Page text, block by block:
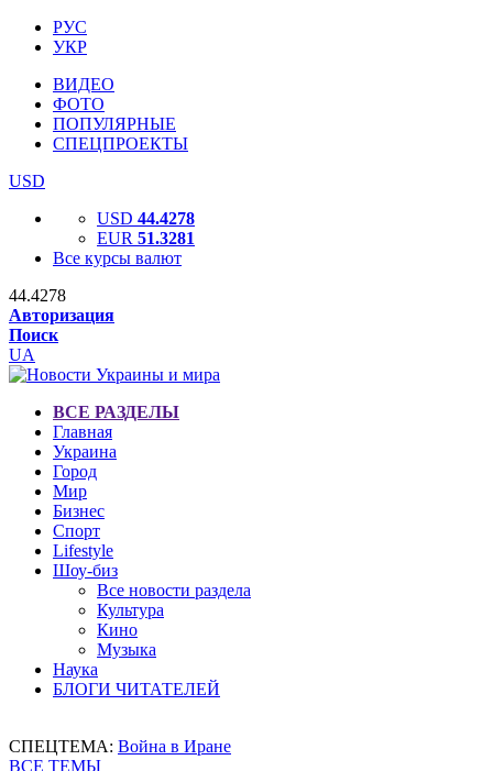
РУС
УКР
ВИДЕО
ФОТО
ПОПУЛЯРНЫЕ
СПЕЦПРОЕКТЫ
USD
USD 44.4278
EUR 51.3281
Все курсы валют
44.4278
Авторизация
Поиск
UA
ВСЕ РАЗДЕЛЫ
Главная
Украина
Город
Мир
Бизнес
Спорт
Lifestyle
Шоу-биз
Все новости раздела
Культура
Кино
Музыка
Наука
БЛОГИ ЧИТАТЕЛЕЙ
СПЕЦТЕМА: Война в Иране
ВСЕ ТЕМЫ